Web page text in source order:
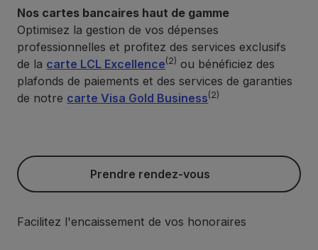
Nos cartes bancaires haut de gamme
Optimisez la gestion de vos dépenses
professionnelles et profitez des services exclusifs
de la carte LCL Excellence(2) ou bénéficiez des
plafonds de paiements et des services de garanties
de notre carte Visa Gold Business(2)
Prendre rendez-vous
Prendre rendez-vous
Facilitez l'encaissement de vos honoraires